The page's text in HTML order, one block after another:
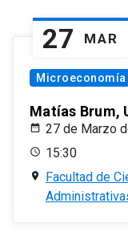
27 MAR
Microeconomía
Matías Brum,
27 de Marzo
15:30
Facultad de